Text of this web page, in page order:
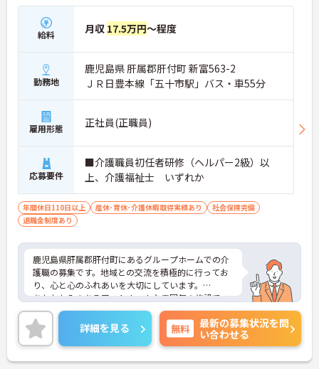
給料 月収 17.5万円～程度
勤務地
鹿児島県 肝属郡肝付町 新富563-2
ＪＲ日豊本線「五十市駅」バス・車55分
雇用形態 正社員(正職員)
応募要件
■介護職員初任者研修（ヘルパー2級）以
上、介護福祉士 いずれか
年間休日110日以上 産休･育休･介護休暇取得実績あり
社会保険完備
退職金制度あり
鹿児島県肝属郡肝付町にあるグループホームでの介
護職の募集です。地域との交流を積極的に行ってお
り、心と心のふれあいを大切にしています。
あたたかみのあるアットホームな雰囲気の施設で
す。年間休日が110日もあるため、家庭との両立が
しやすい職場です。
ご興味のある方には、面接対策ポイントなど、さら
に詳細をお話しいたしますのでお気軽にご相談くだ
さい！
詳細を見る 無料
最新の募集状況を問
い合わせる